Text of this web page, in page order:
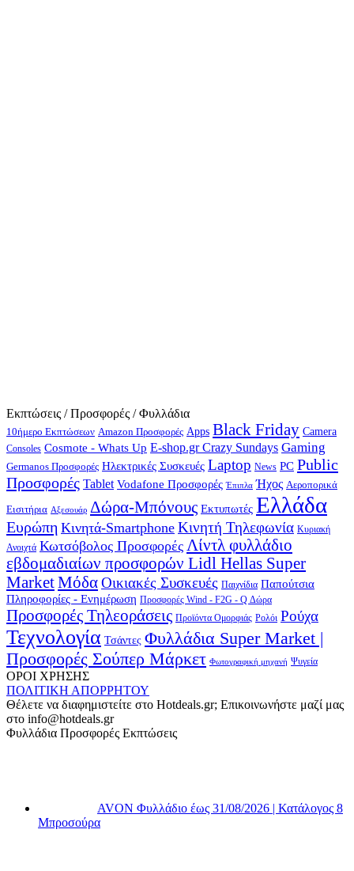
Εκπτώσεις / Προσφορές / Φυλλάδια
10ήμερο Εκπτώσεων Amazon Προσφορές Apps Black Friday Camera
Consoles Cosmote - Whats Up E-shop.gr Crazy Sundays Gaming
Germanos Προσφορές Hλεκτρικές Συσκευές Laptop News PC Public
Προσφορές Tablet Vodafone Προσφορές Έπιπλα Ήχος Αεροπορικά
Εισιτήρια Αξεσουάρ Δώρα-Μπόνους Εκτυπωτές Ελλάδα
Ευρώπη Κινητά-Smartphone Κινητή Τηλεφωνία Κυριακή
Ανοιχτά Κωτσόβολος Προσφορές Λίντλ φυλλάδιο
εβδομαδιαίων προσφορών Lidl Hellas Super
MarketΜόδαΟικιακές Συσκευές Παιχνίδια Παπούτσια
Πληροφορίες - Ενημέρωση Προσφορές Wind - F2G - Q Δώρα
Προσφορές Τηλεοράσεις Προϊόντα Ομορφιάς Ρολόι Ρούχα
Τεχνολογία Τσάντες Φυλλάδια Super Market |
Προσφορές Σούπερ Μάρκετ Φωτογραφική μηχανή Ψυγεία
ΟΡΟΙ ΧΡΗΣΗΣ
ΠΟΛΙΤΙΚΗ ΑΠΟΡΡΗΤΟΥ
Θέλετε να διαφημιστείτε στο Hotdeals.gr; Επικοινωνήστε μαζί μας
στο info@hotdeals.gr
Φυλλάδια Προσφορές Εκπτώσεις
AVON Φυλλάδιο έως 31/08/2026 | Κατάλογος 8
Μπροσούρα